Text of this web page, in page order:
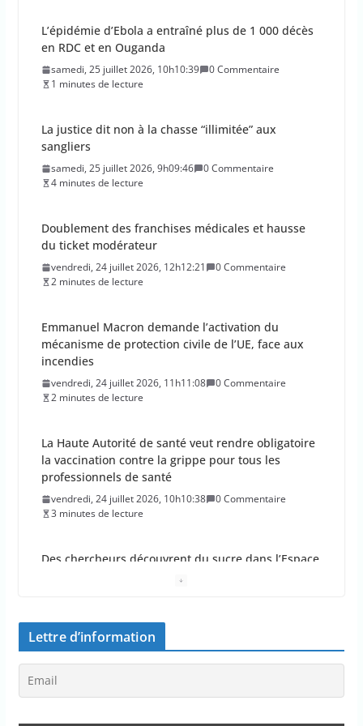
La justice dit non à la chasse “illimitée” aux
sangliers
samedi, 25 juillet 2026, 9h09:46
0 Commentaire
4 minutes de lecture
Doublement des franchises médicales et hausse
du ticket modérateur
vendredi, 24 juillet 2026, 12h12:21
0 Commentaire
2 minutes de lecture
Emmanuel Macron demande l’activation du
mécanisme de protection civile de l’UE, face aux
incendies
vendredi, 24 juillet 2026, 11h11:08
La Haute Autorité de santé veut rendre obligatoire
la vaccination contre la grippe pour tous les
professionnels de santé
vendredi, 24 juillet 2026, 10h10:38
Des chercheurs découvrent du sucre dans l’Espace
!
vendredi, 24 juillet 2026, 9h09:30
0 Commentaire
1 minutes de lecture
La percée du scarabée japonais inquiète les
hectares en France
jeudi, 23 juillet 2026, 10h10:30
0 Commentaire
Lettre d’information